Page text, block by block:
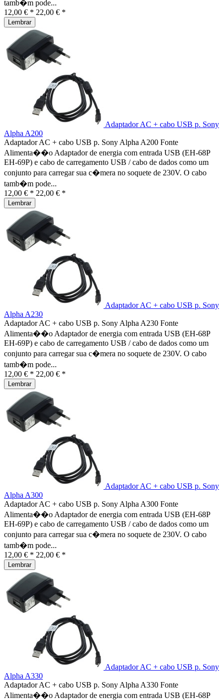
tamb�m pode...
12,00 € * 22,00 € *
Lembrar
Adaptador AC + cabo USB p. Sony
Alpha A200
Adaptador AC + cabo USB p. Sony Alpha A200 Fonte
Alimenta��o Adaptador de energia com entrada USB (EH-68P
EH-69P) e cabo de carregamento USB / cabo de dados como um
conjunto para carregar sua c�mera no soquete de 230V. O cabo
tamb�m pode...
12,00 € * 22,00 € *
Lembrar
Adaptador AC + cabo USB p. Sony
Alpha A230
Adaptador AC + cabo USB p. Sony Alpha A230 Fonte
Alimenta��o Adaptador de energia com entrada USB (EH-68P
EH-69P) e cabo de carregamento USB / cabo de dados como um
conjunto para carregar sua c�mera no soquete de 230V. O cabo
tamb�m pode...
12,00 € * 22,00 € *
Lembrar
Adaptador AC + cabo USB p. Sony
Alpha A300
Adaptador AC + cabo USB p. Sony Alpha A300 Fonte
Alimenta��o Adaptador de energia com entrada USB (EH-68P
EH-69P) e cabo de carregamento USB / cabo de dados como um
conjunto para carregar sua c�mera no soquete de 230V. O cabo
tamb�m pode...
12,00 € * 22,00 € *
Lembrar
Adaptador AC + cabo USB p. Sony
Alpha A330
Adaptador AC + cabo USB p. Sony Alpha A330 Fonte
Alimenta��o Adaptador de energia com entrada USB (EH-68P